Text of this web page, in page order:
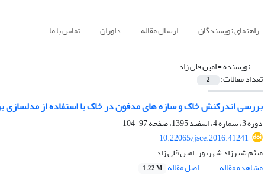
راهنمای نویسندگان ارسال مقاله داوران تماس با ما
نویسنده =امین قلی زاد
تعداد مقالات: 2
بررسی اندرکنش خاک و سازه های مدفون در خاک با استفاده از مدلسازی
دوره 3، شماره 4، اسفند 1395، صفحه
97-104
10.22065/jsce.2016.41241
میثم شیرزاد شهریور، امین قلی زاد
مشاهده مقاله
اصل مقاله 1.22 M